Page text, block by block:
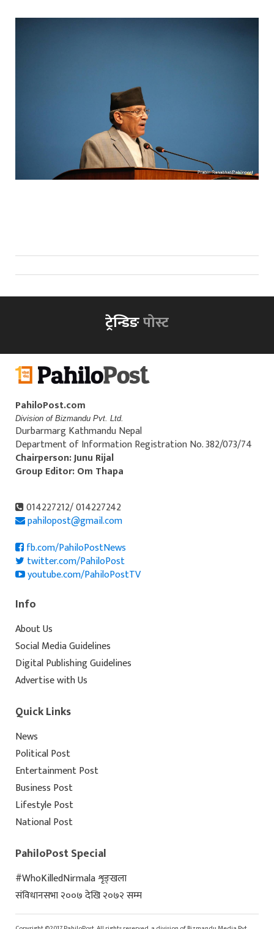
ट्रेन्डिङपोस्ट
PahiloPost.com
Division of Bizmandu Pvt. Ltd.
Durbarmarg Kathmandu Nepal
Department of Information Registration No. 382/073/74
Chairperson: Junu Rijal
Group Editor: Om Thapa
014227212/ 014227242
pahilopost@gmail.com
fb.com/PahiloPostNews
twitter.com/PahiloPost
youtube.com/PahiloPostTV
Info
About Us
Social Media Guidelines
Digital Publishing Guidelines
Advertise with Us
Quick Links
News
Political Post
Entertainment Post
Business Post
Lifestyle Post
National Post
PahiloPost Special
#WhoKilledNirmala शृङ्खला
संविधानसभा २००७ देखि २०७२ सम्म